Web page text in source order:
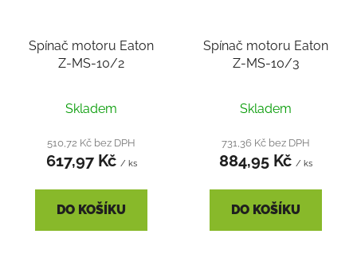
Spínač motoru Eaton
Z-MS-10/2
Skladem
510,72 Kč bez DPH
617,97 Kč / ks
DO KOŠÍKU
Spínač motoru Eaton
Z-MS-10/3
Skladem
731,36 Kč bez DPH
884,95 Kč / ks
DO KOŠÍKU